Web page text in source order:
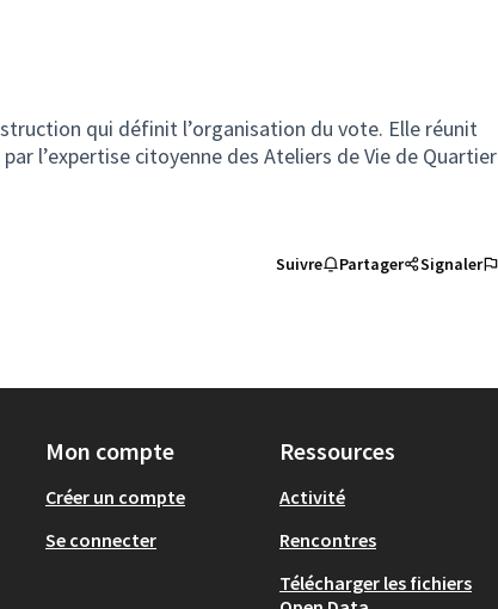
qui définit l’organisation du vote. Elle réunit
l’expertise citoyenne des Ateliers de Vie de Quartier
Suivre Partager Signaler
Mon compte
Créer un compte
Se connecter
Ressources
Activité
Rencontres
Télécharger les fichiers